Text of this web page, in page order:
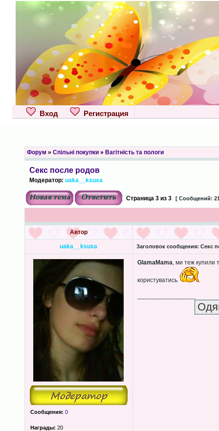
Вход Регистрация
Форум » Спільні покупки» Вагітність та пологи
Секс после родов
Модератор: uaka__ksuxa
Страница 3из 3 [ Сообщений:
Автор
uaka__ksuxa Заголовок сообщения: Секс
Сообщения: 0
Награды: 20
GlamaMama, ми теж купили
користуватись